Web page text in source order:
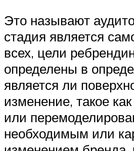
Это называют
стадия является
всех, цели
определены в
является ли
изменение, такое
или
необходимым или